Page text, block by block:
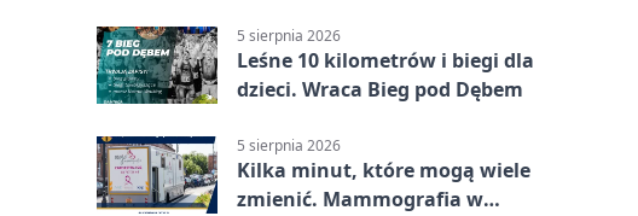
5 sierpnia 2026
Leśne 10 kilometrów i biegi dla
dzieci. Wraca Bieg pod Dębem
5 sierpnia 2026
Kilka minut, które mogą wiele
zmienić. Mammografia w